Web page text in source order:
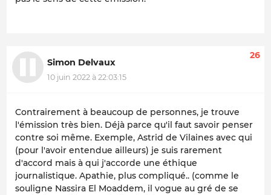
Simon Delvaux
10 juin 2022 à 22:03:15
26
Contrairement à beaucoup de personnes, je trouve
l'émission très bien. Déjà parce qu'il faut savoir penser
contre soi même. Exemple, Astrid de Vilaines avec qui
(pour l'avoir entendue ailleurs) je suis rarement
d'accord mais à qui j'accorde une éthique
journalistique. Apathie, plus compliqué.. (comme le
souligne Nassira El Moaddem, il vogue au gré de se